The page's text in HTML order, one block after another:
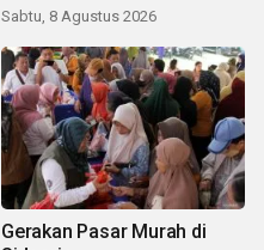
Sabtu, 8 Agustus 2026
Gerakan Pasar Murah di